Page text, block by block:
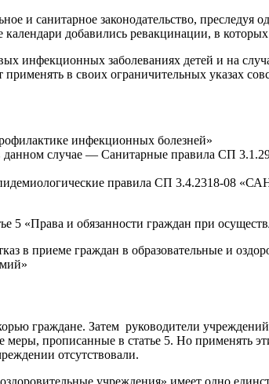
и санитарное законодательство,
добавились ревакцинации, в
инфекционных заболеваниях детей и на
в своих ограничительных указах
инфекционных болезней»
в данном случае — Санитарные правила
эпидемиологические правила СП
«Права и обязанности граждан при
в приеме граждан в образовательные и
граждане. Затем руководители
прописанные в статье 5. Но применять
отсутствовали.
учреждения» имеет одно